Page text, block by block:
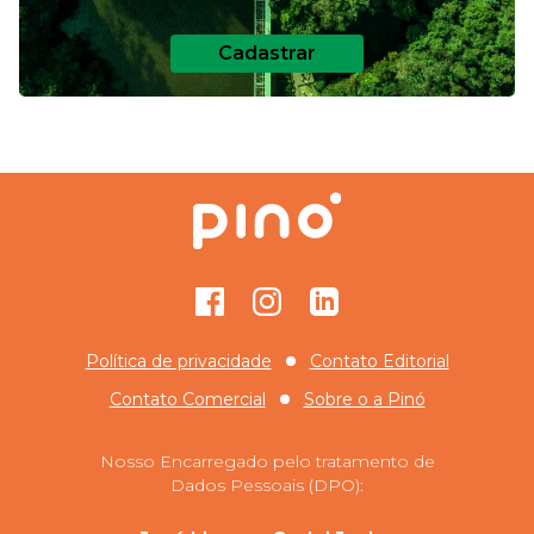
Cadastrar
FacebookInstagramGitHub
Política de privacidade
Contato Editorial
Contato Comercial
Sobre o a Pinó
Nosso Encarregado pelo tratamento de
Dados Pessoais (DPO):